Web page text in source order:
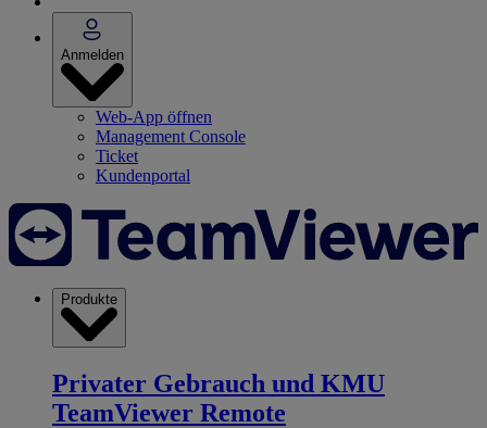
Anmelden
Web-App öffnen
Management Console
Ticket
Kundenportal
Produkte
Privater Gebrauch und KMU
TeamViewer Remote